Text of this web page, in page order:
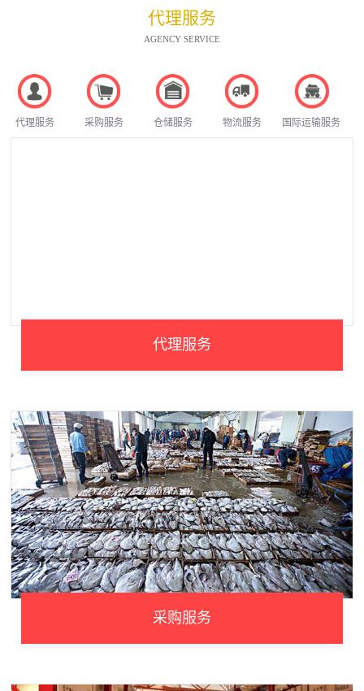
代理服务
AGENCY SERVICE
代理服务 采购服务 仓储服务 物流服务 国际运输服务
代理服务
采购服务